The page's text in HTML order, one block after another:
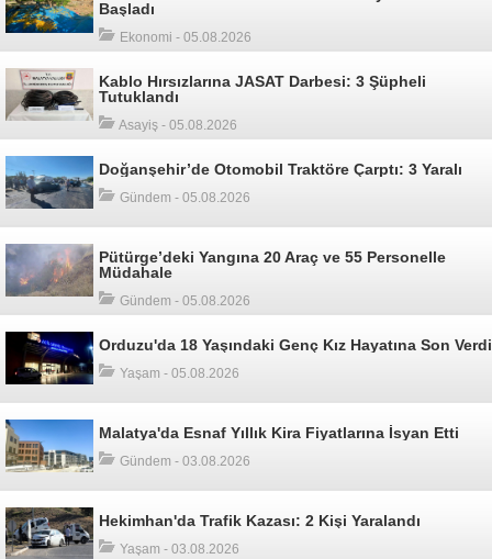
Başladı
Ekonomi - 05.08.2026
Kablo Hırsızlarına JASAT Darbesi: 3 Şüpheli
Tutuklandı
Asayiş - 05.08.2026
Doğanşehir’de Otomobil Traktöre Çarptı: 3 Yaralı
Gündem - 05.08.2026
Pütürge’deki Yangına 20 Araç ve 55 Personelle
Müdahale
Gündem - 05.08.2026
Orduzu'da 18 Yaşındaki Genç Kız Hayatına Son Verdi
Yaşam - 05.08.2026
Malatya'da Esnaf Yıllık Kira Fiyatlarına İsyan Etti
Gündem - 03.08.2026
Hekimhan'da Trafik Kazası: 2 Kişi Yaralandı
Yaşam - 03.08.2026